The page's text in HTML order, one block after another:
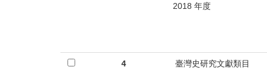
2018 年度
4
臺灣史研究文獻類目